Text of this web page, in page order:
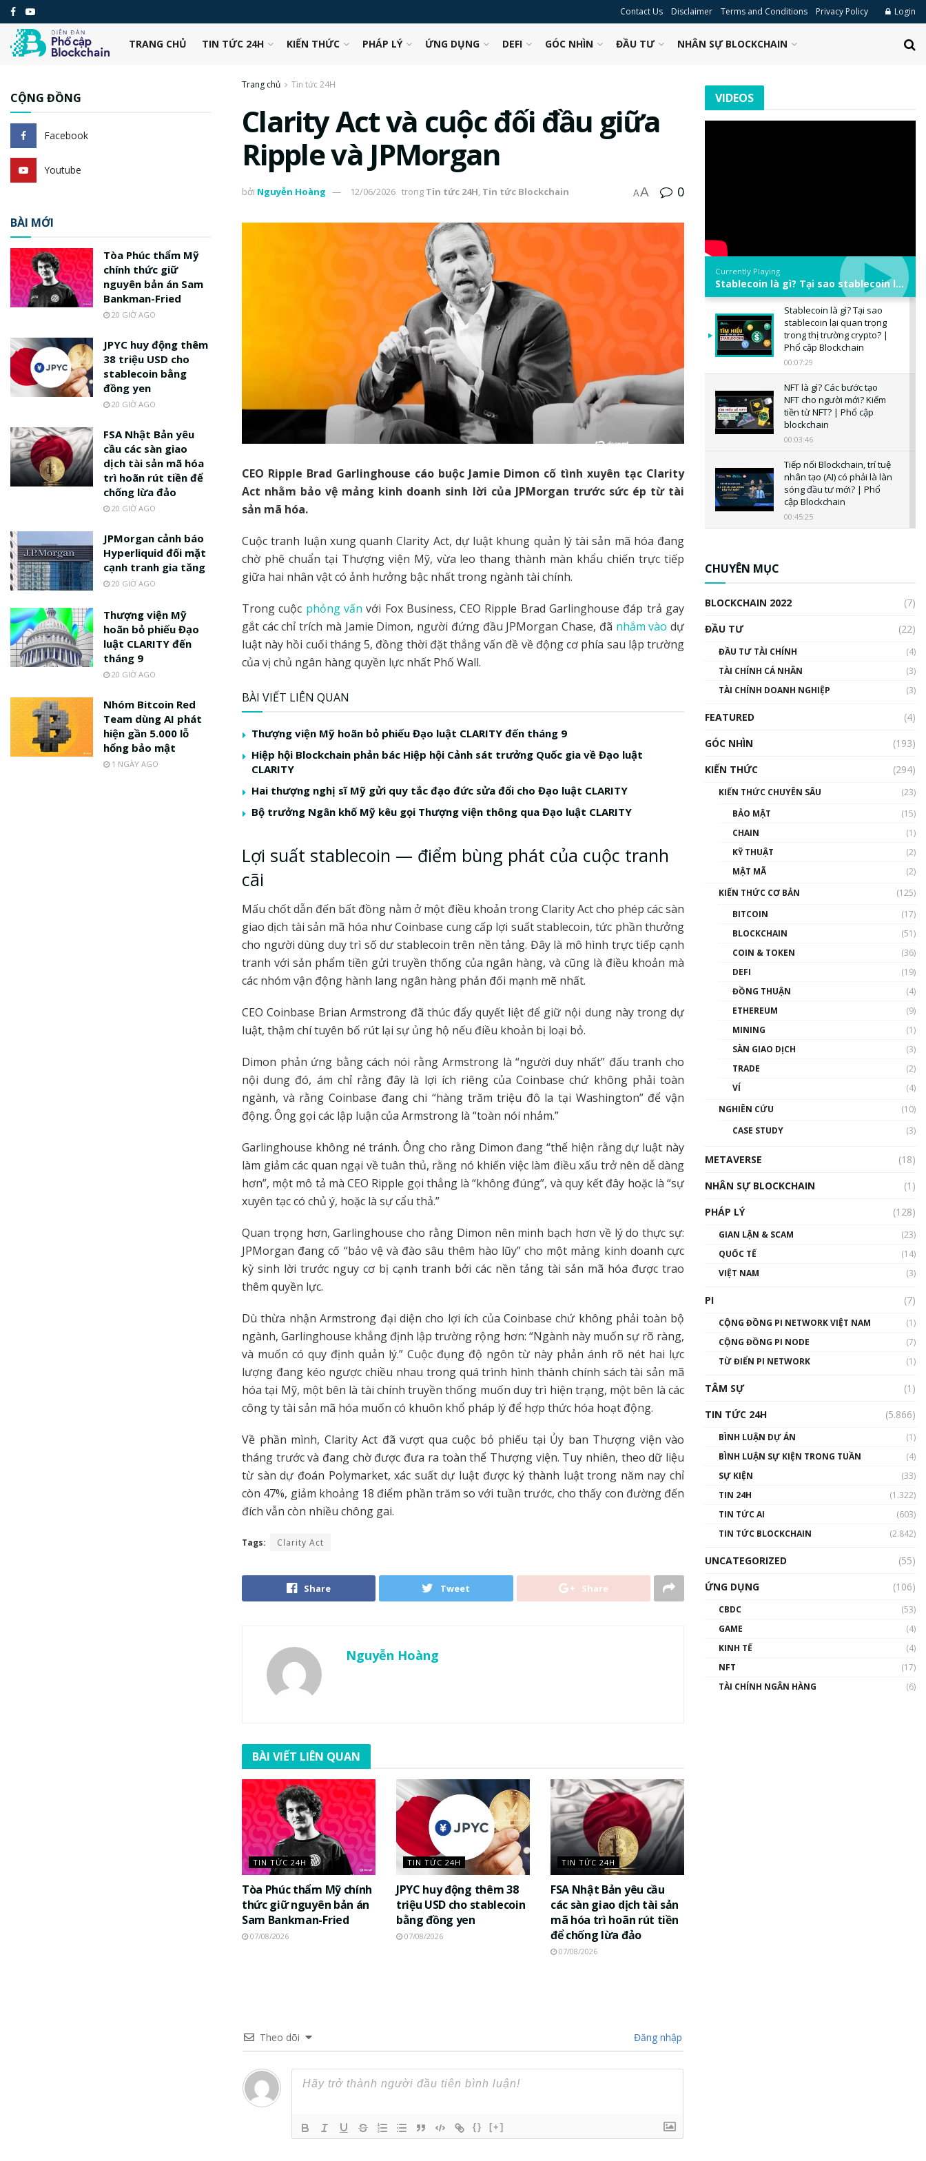
Contact Us Disclaimer Terms and Conditions Privacy Policy Login
TRANG CHỦ TIN TỨC 24H KIẾN THỨC PHÁP LÝ ỨNG DỤNG DEFI GÓC NHÌN ĐẦU TƯ NHÂN SỰ BLOCKCHAIN
Trang chủ Tin tức 24H
Clarity Act và cuộc đối đầu giữa
Ripple và JPMorgan
bởi Nguyễn Hoàng 12/06/2026 trong Tin tức 24H, Tin tức Blockchain AA 0
CEO Ripple Brad Garlinghouse cáo buộc Jamie Dimon cố tình xuyên tạc Clarity
Act nhằm bảo vệ mảng kinh doanh sinh lời của JPMorgan trước sức ép từ tài
sản mã hóa.
Cuộc tranh luận xung quanh Clarity Act, dự luật khung quản lý tài sản mã hóa đang
chờ phê chuẩn tại Thượng viện Mỹ, vừa leo thang thành màn khẩu chiến trực tiếp
giữa hai nhân vật có ảnh hưởng bậc nhất trong ngành tài chính.
Trong cuộc phỏng vấn với Fox Business, CEO Ripple Brad Garlinghouse đáp trả gay
gắt các chỉ trích mà Jamie Dimon, người đứng đầu JPMorgan Chase, đã nhắm vào dự
luật này hồi cuối tháng 5, đồng thời đặt thẳng vấn đề về động cơ phía sau lập trường
của vị chủ ngân hàng quyền lực nhất Phố Wall.
BÀI VIẾT LIÊN QUAN
Thượng viện Mỹ hoãn bỏ phiếu Đạo luật CLARITY đến tháng 9
Hiệp hội Blockchain phản bác Hiệp hội Cảnh sát trưởng Quốc gia về Đạo luật
CLARITY
Hai thượng nghị sĩ Mỹ gửi quy tắc đạo đức sửa đổi cho Đạo luật CLARITY
Bộ trưởng Ngân khố Mỹ kêu gọi Thượng viện thông qua Đạo luật CLARITY
Lợi suất stablecoin — điểm bùng phát của cuộc tranh
cãi
Mấu chốt dẫn đến bất đồng nằm ở một điều khoản trong Clarity Act cho phép các sàn
giao dịch tài sản mã hóa như Coinbase cung cấp lợi suất stablecoin, tức phần thưởng
cho người dùng duy trì số dư stablecoin trên nền tảng. Đây là mô hình trực tiếp cạnh
tranh với sản phẩm tiền gửi truyền thống của ngân hàng, và cũng là điều khoản mà
các nhóm vận động hành lang ngân hàng phản đối mạnh mẽ nhất.
CEO Coinbase Brian Armstrong đã thúc đẩy quyết liệt để giữ nội dung này trong dự
luật, thậm chí tuyên bố rút lại sự ủng hộ nếu điều khoản bị loại bỏ.
Dimon phản ứng bằng cách nói rằng Armstrong là “người duy nhất” đấu tranh cho
nội dung đó, ám chỉ rằng đây là lợi ích riêng của Coinbase chứ không phải toàn
ngành, và rằng Coinbase đang chi “hàng trăm triệu đô la tại Washington” để vận
động. Ông gọi các lập luận của Armstrong là “toàn nói nhảm.”
Garlinghouse không né tránh. Ông cho rằng Dimon đang “thể hiện rằng dự luật này
làm giảm các quan ngại về tuân thủ, rằng nó khiến việc làm điều xấu trở nên dễ dàng
hơn”, một mô tả mà CEO Ripple gọi thẳng là “không đúng”, và quy kết đây hoặc là “sự
xuyên tạc có chủ ý, hoặc là sự cẩu thả.”
Quan trọng hơn, Garlinghouse cho rằng Dimon nên minh bạch hơn về lý do thực sự:
JPMorgan đang cố “bảo vệ và đào sâu thêm hào lũy” cho một mảng kinh doanh cực
kỳ sinh lời trước nguy cơ bị cạnh tranh bởi các nền tảng tài sản mã hóa được trao
thêm quyền lực.
Dù thừa nhận Armstrong đại diện cho lợi ích của Coinbase chứ không phải toàn bộ
ngành, Garlinghouse khẳng định lập trường rộng hơn: “Ngành này muốn sự rõ ràng,
và muốn có quy định quản lý.” Cuộc đụng độ ngôn từ này phản ánh rõ nét hai lực
lượng đang kéo ngược chiều nhau trong quá trình hình thành chính sách tài sản mã
hóa tại Mỹ, một bên là tài chính truyền thống muốn duy trì hiện trạng, một bên là các
công ty tài sản mã hóa muốn có khuôn khổ pháp lý để hợp thức hóa hoạt động.
Về phần mình, Clarity Act đã vượt qua cuộc bỏ phiếu tại Ủy ban Thượng viện vào
tháng trước và đang chờ được đưa ra toàn thể Thượng viện. Tuy nhiên, theo dữ liệu
từ sàn dự đoán Polymarket, xác suất dự luật được ký thành luật trong năm nay chỉ
còn 47%, giảm khoảng 18 điểm phần trăm so với tuần trước, cho thấy con đường đến
đích vẫn còn nhiều chông gai.
Tags: Clarity Act
Share Tweet Share
Nguyễn Hoàng
BÀI VIẾT LIÊN QUAN
TIN TỨC 24H
Tòa Phúc thẩm Mỹ chính
thức giữ nguyên bản án
Sam Bankman-Fried
07/08/2026
TIN TỨC 24H
JPYC huy động thêm 38
triệu USD cho stablecoin
bằng đồng yen
07/08/2026
TIN TỨC 24H
FSA Nhật Bản yêu cầu
các sàn giao dịch tài sản
mã hóa trì hoãn rút tiền
để chống lừa đảo
07/08/2026
Theo dõi Đăng nhập
{} [+]
CỘNG ĐỒNG
Facebook
Youtube
BÀI MỚI
Tòa Phúc thẩm Mỹ
chính thức giữ
nguyên bản án Sam
Bankman-Fried
20 GIỜ AGO
JPYC huy động thêm
38 triệu USD cho
stablecoin bằng
đồng yen
20 GIỜ AGO
FSA Nhật Bản yêu
cầu các sàn giao
dịch tài sản mã hóa
trì hoãn rút tiền để
chống lừa đảo
20 GIỜ AGO
JPMorgan cảnh báo
Hyperliquid đối mặt
cạnh tranh gia tăng
20 GIỜ AGO
Thượng viện Mỹ
hoãn bỏ phiếu Đạo
luật CLARITY đến
tháng 9
20 GIỜ AGO
Nhóm Bitcoin Red
Team dùng AI phát
hiện gần 5.000 lỗ
hổng bảo mật
1 NGÀY AGO
VIDEOS
Currently Playing
Stablecoin là gì? Tại sao stablecoin lại quan trọng trong thị trường crypto? | Phổ cập Blockchain
Stablecoin là gì? Tại sao
stablecoin lại quan trọng
trong thị trường crypto? |
Phổ cập Blockchain
00:07:29
NFT là gì? Các bước tạo
NFT cho người mới? Kiếm
tiền từ NFT? | Phổ cập
blockchain
00:03:46
Tiếp nối Blockchain, trí tuệ
nhân tạo (AI) có phải là làn
sóng đầu tư mới? | Phổ
cập Blockchain
00:45:25
uptrend trong năm 2023? |
Phổ cập Blockchain
00:02:14
Nhìn lại năm 2022: Những
nhân vật ảnh hưởng nhất
hệ sinh thái tiền mã hoá |
Blockchain
Nhân sự tương lại ngành
Blockchain Việt Nam | Phổ
cập Blockchain
Blockchain đang được ứng
01:34:46
01:32:59
Talkshow17: Mùa đông
Crypto – Chiếc khăn gió ấm
01:49:30
Talkshow 14: MemeCoin –
CHUYÊN MỤC
BLOCKCHAIN 2022
(7)
ĐẦU TƯ
(22)
ĐẦU TƯ TÀI CHÍNH
(4)
TÀI CHÍNH CÁ NHÂN
(3)
TÀI CHÍNH DOANH NGHIỆP
(3)
FEATURED
(4)
GÓC NHÌN
(193)
KIẾN THỨC
(294)
KIẾN THỨC CHUYÊN SÂU
(23)
BẢO MẬT
(15)
CHAIN
(1)
KỸ THUẬT
(2)
MẬT MÃ
(2)
KIẾN THỨC CƠ BẢN
(125)
BITCOIN
(17)
BLOCKCHAIN
(51)
COIN & TOKEN
(36)
DEFI
(19)
ĐỒNG THUẬN
(4)
ETHEREUM
(9)
MINING
(1)
SÀN GIAO DỊCH
(3)
TRADE
(2)
VÍ
(4)
NGHIÊN CỨU
(10)
CASE STUDY
(3)
METAVERSE
(18)
NHÂN SỰ BLOCKCHAIN
(1)
PHÁP LÝ
(128)
GIAN LẬN & SCAM
(23)
QUỐC TẾ
(14)
VIỆT NAM
(3)
PI (7)
CỘNG ĐỒNG PI NETWORK VIỆT NAM
(1)
CỘNG ĐỒNG PI NODE
(7)
TỪ ĐIỂN PI NETWORK
(1)
TÂM SỰ
(1)
TIN TỨC 24H
(5.866)
BÌNH LUẬN DỰ ÁN
(1)
BÌNH LUẬN SỰ KIỆN TRONG TUẦN
(4)
SỰ KIỆN
(33)
TIN 24H
(1.322)
TIN TỨC AI
(603)
TIN TỨC BLOCKCHAIN
(2.842)
UNCATEGORIZED
(55)
ỨNG DỤNG
(106)
CBDC
(53)
GAME
(4)
KINH TẾ
(4)
NFT
(17)
TÀI CHÍNH NGÂN HÀNG
(6)